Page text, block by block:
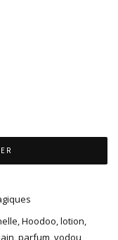
,Hoodoo,lotion,
,parfum,vodou,